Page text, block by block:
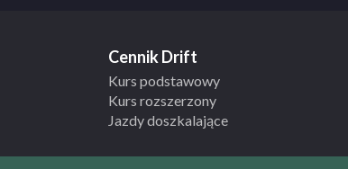
chcących odświeżyć sobie wiadomości
drogowego. Jesteśmy otwarci na
regułki recytowane przez
edukacyjnych w tym system SPS.
ZOBACZ PEŁNY OPIS SZKOŁY
Cennik Drift
Kurs podstawowy
Kurs rozszerzony
Jazdy doszkalające